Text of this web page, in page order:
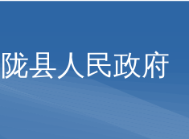
陇县人民政府